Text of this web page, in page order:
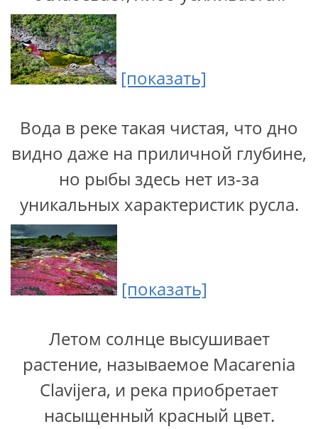
[показать]
Вода в реке такая чистая, что дно
видно даже на приличной глубине,
но рыбы здесь нет из-за
уникальных характеристик русла.
[показать]
Летом солнце высушивает
растение, называемое Macarenia
Clavijera, и река приобретает
насыщенный красный цвет.